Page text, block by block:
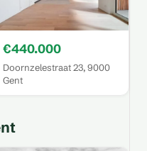
€440.000
Doornzelestraat 23, 9000
Gent